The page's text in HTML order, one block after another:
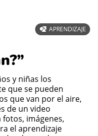
APRENDIZAJE
que se pueden
que van por el aire,
de un video
imágenes,
el aprendizaje